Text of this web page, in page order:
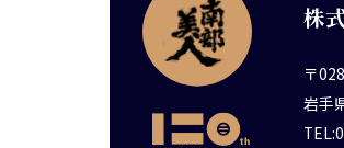
株
〒
岩手